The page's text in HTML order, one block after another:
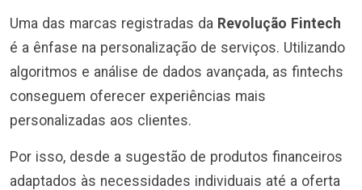
Uma das marcas registradas da Revolução Fintech
é a ênfase na personalização de serviços. Utilizando
algoritmos e análise de dados avançada, as fintechs
conseguem oferecer experiências mais
personalizadas aos clientes.
Por isso, desde a sugestão de produtos financeiros
adaptados às necessidades individuais até a oferta